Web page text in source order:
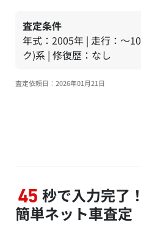
査定条件
年式：2005年 | 走行：～
ク)系 | 修復歴：なし
査定依頼日：2026年01月21日
45 秒で入力完了！
簡単ネット車査定